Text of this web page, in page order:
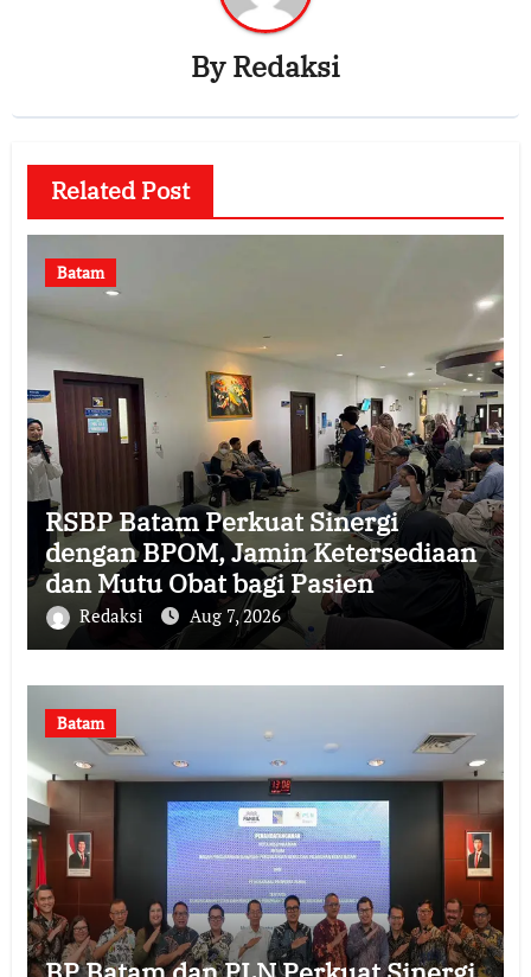
ByRedaksi
Related Post
Batam
RSBP Batam Perkuat Sinergi
dengan BPOM, Jamin Ketersediaan
dan Mutu Obat bagi Pasien
Redaksi Aug 7, 2026
Batam